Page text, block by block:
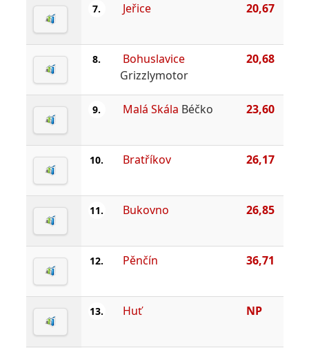
7. Jeřice 20,67
8.
Bohuslavice
Grizzlymotor
20,68
9. Malá Skála Béčko 23,60
10. Bratříkov 26,17
11. Bukovno 26,85
12. Pěnčín 36,71
13. Huť NP